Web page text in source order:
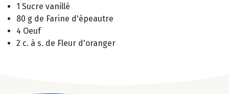
1 Sucre vanillé
80 g de Farine d'épeautre
4 Oeuf
2 c. à s. de Fleur d'oranger